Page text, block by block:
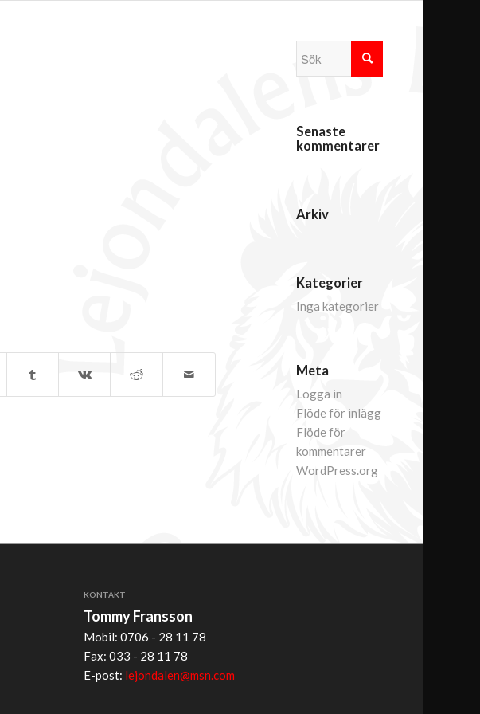
Senaste
kommentarer
Arkiv
Kategorier
Inga kategorier
Meta
Logga in
Flöde för inlägg
Flöde för
kommentarer
WordPress.org
KONTAKT
Tommy Fransson
Mobil: 0706 - 28 11 78
Fax: 033 - 28 11 78
E-post: lejondalen@msn.com